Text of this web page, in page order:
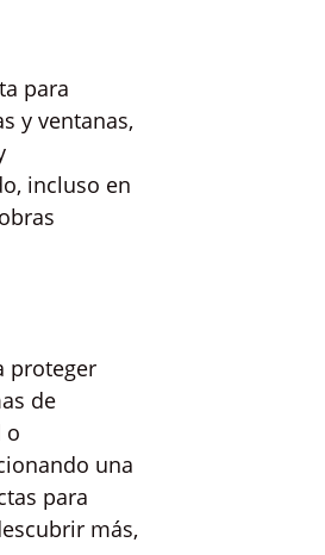
para
y ventanas,
incluso en
proteger
de
o
una
para
más,